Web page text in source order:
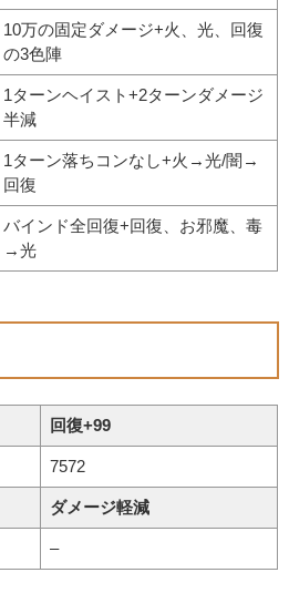
10万の固定ダメージ+火、光、回復
の3色陣
1ターンヘイスト+2ターンダメージ
半減
1ターン落ちコンなし+火→光/闇→
回復
バインド全回復+回復、お邪魔、毒
→光
回復+99
7572
ダメージ軽減
–